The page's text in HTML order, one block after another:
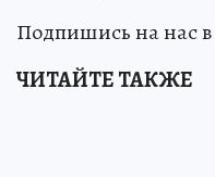
Подпишись на нас в
ЧИТАЙТЕ ТАКЖЕ